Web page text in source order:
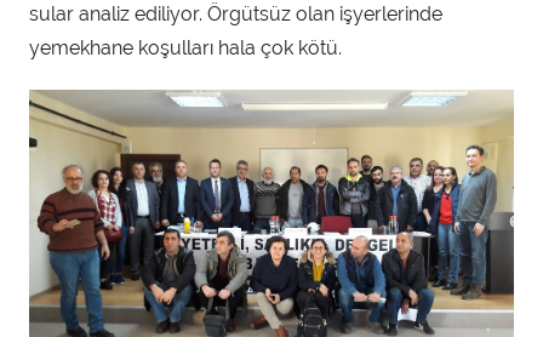
sular analiz ediliyor. Örgütsüz olan işyerlerinde
yemekhane koşulları hala çok kötü.